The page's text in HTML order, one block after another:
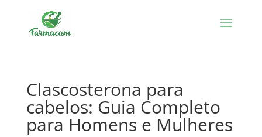
Clascosterona para
cabelos: Guia Completo
para Homens e Mulheres